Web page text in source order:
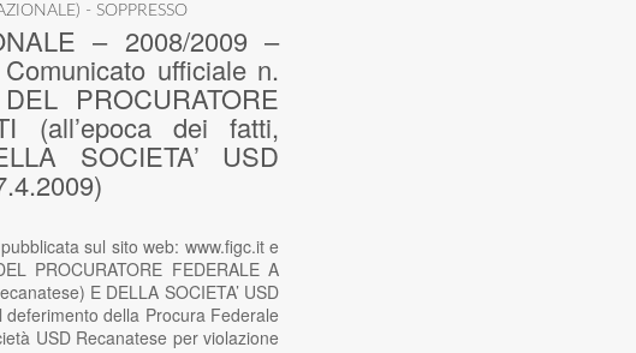
- SOPPRESSO
– 2008/2009 –
ufficiale n.
PROCURATORE
(all’epoca dei fatti,
SOCIETA’ USD
sul sito web: www.figc.it e
PROCURATORE FEDERALE A
E DELLA SOCIETA’ USD
della Procura Federale
USD Recanatese per violazione